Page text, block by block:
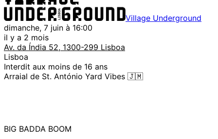
Village Underground
dimanche, 7 juin à 16:00
il y a 2 mois
Av. da Índia 52, 1300-299 Lisboa
Lisboa
Interdit aux moins de 16 ans
Arraial de St. António Yard Vibes 🇯🇲
BIG BADDA BOOM